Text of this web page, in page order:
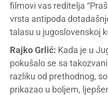
filmovi vas reditelja
vrsta antipoda
talasu u jugoslovenskoj
Rajko Grlić: Kada je u
pokušalo se sa
razliku od prethodnog,
prikazao u boljem,